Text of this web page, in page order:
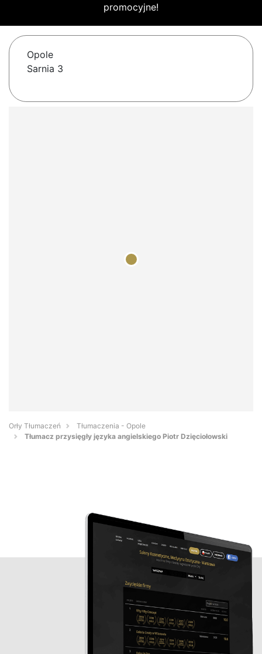
promocyjne!
Opole
Sarnia 3
Orły Tłumaczeń
Tłumaczenia - Opole
Tłumacz przysięgły języka angielskiego Piotr Dzięciołowski